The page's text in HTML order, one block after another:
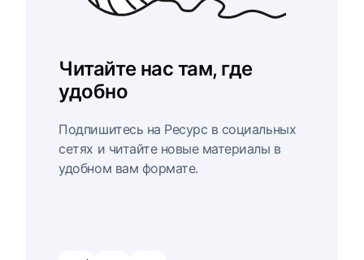
Читайте нас там, где
удобно
Подпишитесь на Ресурс в социальных
сетях и читайте новые материалы в
удобном вам формате.